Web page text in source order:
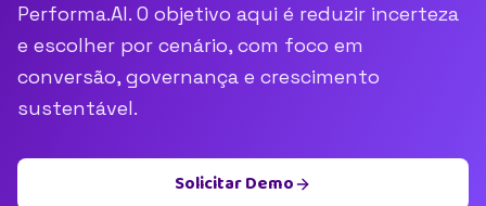
Performa.AI. O objetivo aqui é reduzir incerteza
e escolher por cenário, com foco em
conversão, governança e crescimento
sustentável.
Solicitar Demo